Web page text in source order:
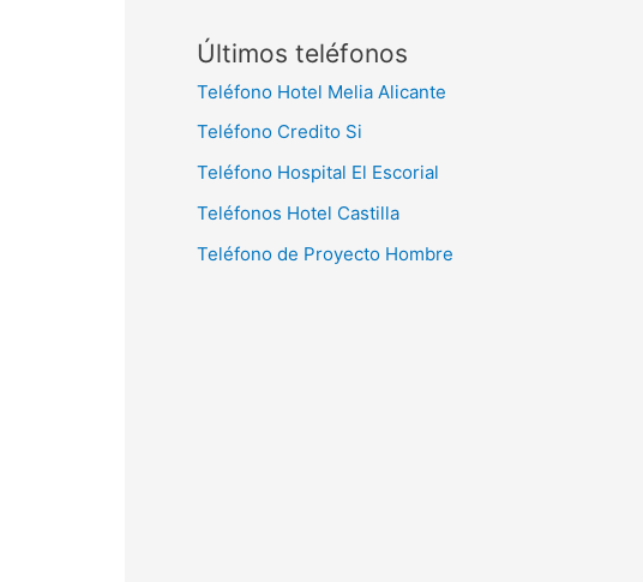
Últimos teléfonos
Teléfono Hotel Melia Alicante
Teléfono Credito Si
Teléfono Hospital El Escorial
Teléfonos Hotel Castilla
Teléfono de Proyecto Hombre